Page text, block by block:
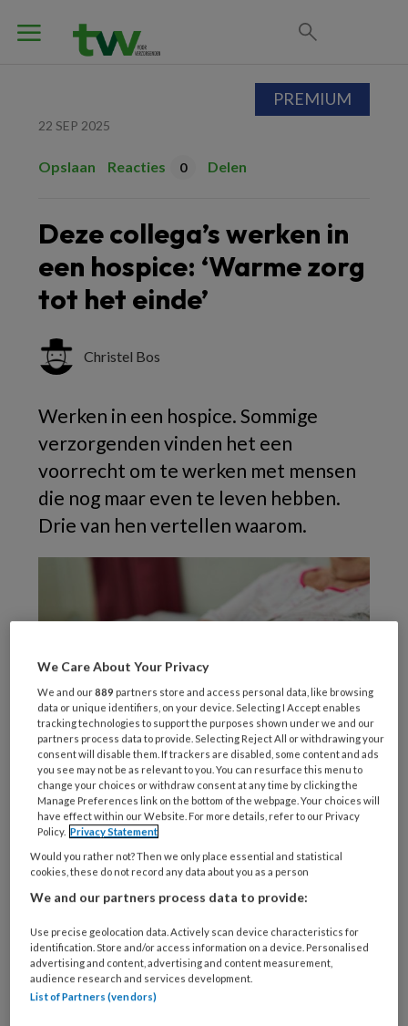
22 SEP 2025
Opslaan Reacties 0 Delen
Deze collega’s werken in
een hospice: ‘Warme zorg
tot het einde’
Christel Bos
Werken in een hospice. Sommige
verzorgenden vinden het een
voorrecht om te werken met mensen
die nog maar even te leven hebben.
Drie van hen vertellen waarom.
Foto: Robert Kneschke / stock.adobe.com
Naam:Simone de Kruiff (47)
PREMIUM
Wil je dit artikel lezen?
Neem een maandabonnement op TVV
PREMIUM
We Care About Your Privacy
We and our889 partners store and access personal data, like browsing
data or unique identifiers, on your device. Selecting I Accept enables
tracking technologies to support the purposes shown under we and our
partners process data to provide. Selecting Reject All or withdrawing your
consent will disable them. If trackers are disabled, some content and ads
you see may not be as relevant to you. You can resurface this menu to
change your choices or withdraw consent at any time by clicking the
Manage Preferences link on the bottom of the webpage. Your choices will
have effect within our Website. For more details, refer to our Privacy
Policy. Privacy Statement
Would you rather not? Then we only place essential and statistical
cookies, these do not record any data about you as a person
We and our partners process data to provide:
Use precise geolocation data. Actively scan device characteristics for
identification. Store and/or access information on a device. Personalised
advertising and content, advertising and content measurement,
audience research and services development.
List of Partners (vendors)